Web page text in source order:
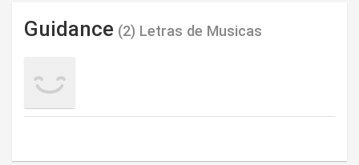
Guidance (2) Letras de Musicas